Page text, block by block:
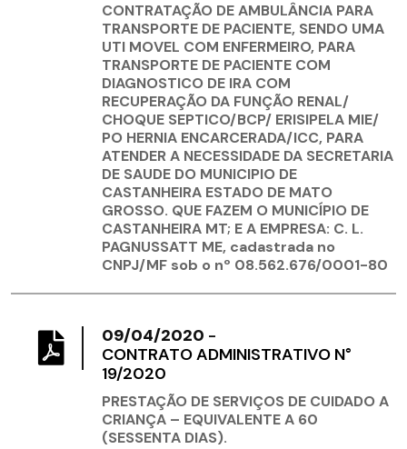
CONTRATAÇÃO DE AMBULÂNCIA PARA
TRANSPORTE DE PACIENTE, SENDO UMA
UTI MOVEL COM ENFERMEIRO, PARA
TRANSPORTE DE PACIENTE COM
DIAGNOSTICO DE IRA COM
RECUPERAÇÃO DA FUNÇÃO RENAL/
CHOQUE SEPTICO/BCP/ ERISIPELA MIE/
PO HERNIA ENCARCERADA/ICC, PARA
ATENDER A NECESSIDADE DA SECRETARIA
DE SAUDE DO MUNICIPIO DE
CASTANHEIRA ESTADO DE MATO
GROSSO. QUE FAZEM O MUNICÍPIO DE
CASTANHEIRA MT; E A EMPRESA: C. L.
PAGNUSSATT ME, cadastrada no
CNPJ/MF sob o nº 08.562.676/0001-80
09/04/2020 -
CONTRATO ADMINISTRATIVO N°
19/2020
PRESTAÇÃO DE SERVIÇOS DE CUIDADO A
CRIANÇA – EQUIVALENTE A 60
(SESSENTA DIAS).